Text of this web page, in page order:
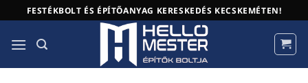
to
content
FESTÉKBOLT ÉS ÉPÍTŐANYAG KERESKEDÉS KECSKEMÉTEN!